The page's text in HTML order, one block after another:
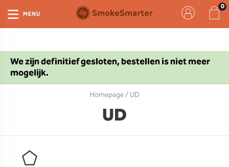
We zijn definitief gesloten, bestellen is niet meer
mogelijk.
MENU
Homepage/ UD
UD